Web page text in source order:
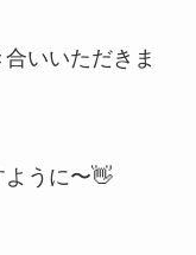
いいただきま
ように〜👋